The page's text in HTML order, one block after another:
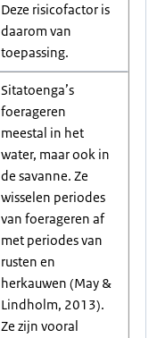
Deze risicofactor is
daarom van
toepassing.
Sitatoenga’s
foerageren
meestal in het
water, maar ook in
de savanne. Ze
wisselen periodes
van foerageren af
met periodes van
rusten en
herkauwen (May &
Lindholm, 2013).
Ze zijn vooral